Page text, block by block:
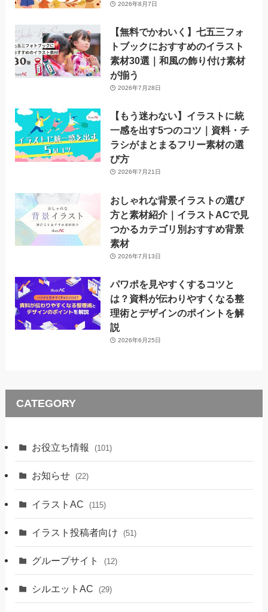
2026年8月7日
【無料でかわいく】七五三フォ
トブックにおすすめのイラスト
素材30選｜和風の飾り付け素材
が揃う
2026年7月28日
【もう迷わない】イラストに統
一感を出す5つのコツ｜資料・チ
ラシがまとまるフリー素材の選
び方
2026年7月21日
おしゃれな背景イラストの選び
方と素材紹介｜イラストACで見
つかるカテゴリ別おすすめ背景
素材
2026年7月13日
パワポを見やすくするコツと
は？資料が伝わりやすくなる整
理術とデザインのポイントを解
説
2026年6月25日
CATEGORY
お役立ち情報 (101)
お知らせ (22)
イラストAC (115)
イラスト投稿者向け (51)
グループサイト (12)
シルエットAC (29)